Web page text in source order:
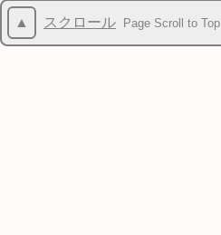
▲ スクロール Page Scroll to Top